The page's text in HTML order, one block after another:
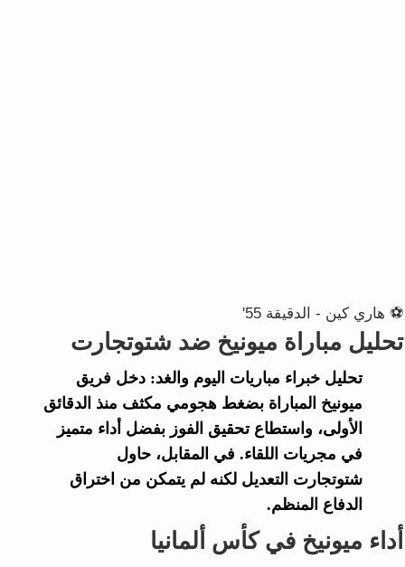
⚽ هاري كين - الدقيقة 55'
تحليل مباراة ميونيخ ضد شتوتجارت
تحليل خبراء مباريات اليوم والغد: دخل فريق
ميونيخ المباراة بضغط هجومي مكثف منذ الدقائق
الأولى، واستطاع تحقيق الفوز بفضل أداء متميز
في مجريات اللقاء. في المقابل، حاول
شتوتجارت التعديل لكنه لم يتمكن من اختراق
الدفاع المنظم.
أداء ميونيخ في كأس ألمانيا